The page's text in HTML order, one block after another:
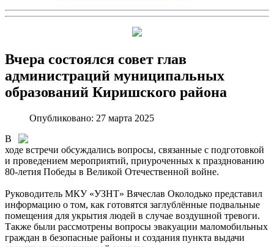
Вчера состоялся совет глав
администраций муниципальных
образований Киришского района
Опубликовано: 27 марта 2025
В
ходе встречи обсуждались вопросы, связанные с подготовкой
и проведением мероприятий, приуроченных к празднованию
80-летия Победы в Великой Отечественной войне.
Руководитель МКУ «УЗНТ» Вячеслав Околодько представил
информацию о том, как готовятся заглублённые подвальные
помещения для укрытия людей в случае воздушной тревоги.
Также были рассмотрены вопросы эвакуации маломобильных
граждан в безопасные районы и создания пункта выдачи